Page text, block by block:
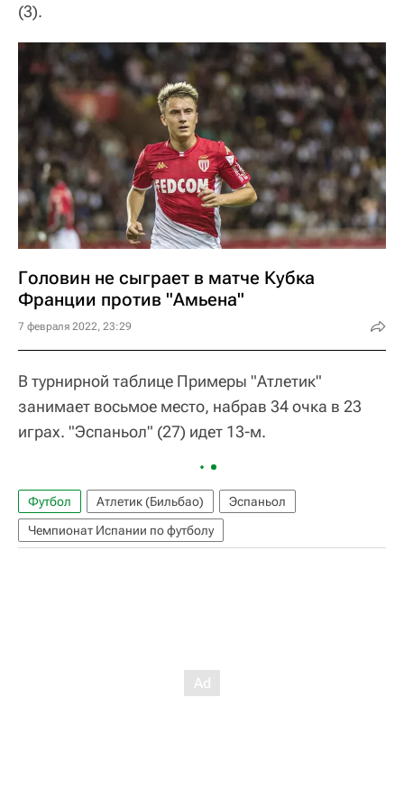
(3).
Головин не сыграет в матче Кубка
Франции против "Амьена"
7 февраля 2022, 23:29
В турнирной таблице Примеры "Атлетик"
занимает восьмое место, набрав 34 очка в 23
играх. "Эспаньол" (27) идет 13-м.
Футбол Атлетик (Бильбао)
Эспаньол
Чемпионат Испании по футболу